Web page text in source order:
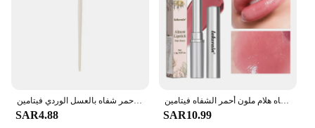
**Natural Ingredients for Optimal Lip Care**
The Pink Honey Lip Balm is a must-have for anyone
looking to keep their lips moisturized and
lip balm is not only a delight for the senses but also
a powerhouse of natural ingredients. The pink
SAR4.88 SAR10.99